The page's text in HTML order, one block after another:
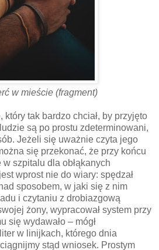
w mieście (fragment)
tak bardzo chciał, by przyjęto
są po prostu zdeterminowani,
Jeżeli się uważnie czyta jego
się przekonać, że przy końcu
szpitalu dla obłąkanych
wprost nie do wiary: spędzał
sposobem, w jaki się z nim
i czytaniu z drobiazgową
żony, wypracował system przy
się wydawało – mógł
w linijkach, którego dnia
stąd wniosek. Prostym